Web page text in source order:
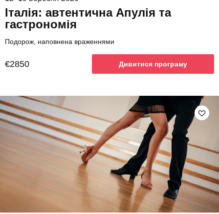
Італія: автентична Апулія та
гастрономія
Подорож, наповнена враженнями
€2850 Дивитися програму